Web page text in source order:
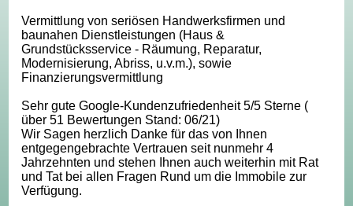
Vermittlung von seriösen Handwerksfirmen und
baunahen Dienstleistungen (Haus &
Grundstücksservice - Räumung, Reparatur,
Modernisierung, Abriss, u.v.m.), sowie
Finanzierungsvermittlung
Sehr gute Google-Kundenzufriedenheit 5/5 Sterne (
über 51 Bewertungen Stand: 06/21)
Wir Sagen herzlich Danke für das von Ihnen
entgegengebrachte Vertrauen seit nunmehr 4
Jahrzehnten und stehen Ihnen auch weiterhin mit Rat
und Tat bei allen Fragen Rund um die Immobile zur
Verfügung.